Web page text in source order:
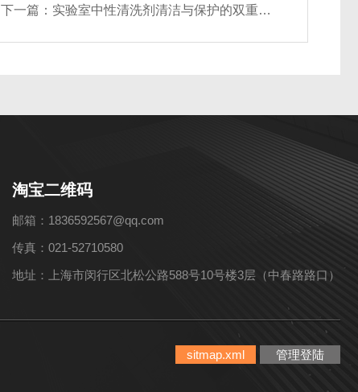
下一篇： 实验室中性清洗剂清洁与保护的双重使命
淘宝二维码
邮箱：1836592567@qq.com
传真：021-52710580
地址：上海市闵行区北松公路588号10号楼3层（中春路路口）
sitmap.xml 管理登陆